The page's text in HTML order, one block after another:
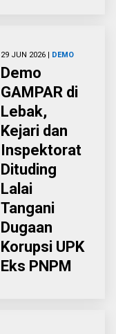
29 JUN 2026 | DEMO
Demo
GAMPAR di
Lebak,
Kejari dan
Inspektorat
Dituding
Lalai
Tangani
Dugaan
Korupsi UPK
Eks PNPM